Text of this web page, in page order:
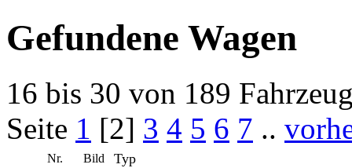
Gefundene Wagen
16 bis 30 von 189
Seite 1 [2] 3 4 5 6 7 ..
Nr. Bild Typ